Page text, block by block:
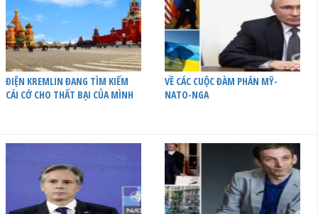
ĐIỆN KREMLIN ĐANG TÌM KIẾM
CÁI CỚ CHO THẤT BẠI CỦA MÌNH
VỀ CÁC CUỘC ĐÀM PHÁN MỸ-
NATO-NGA